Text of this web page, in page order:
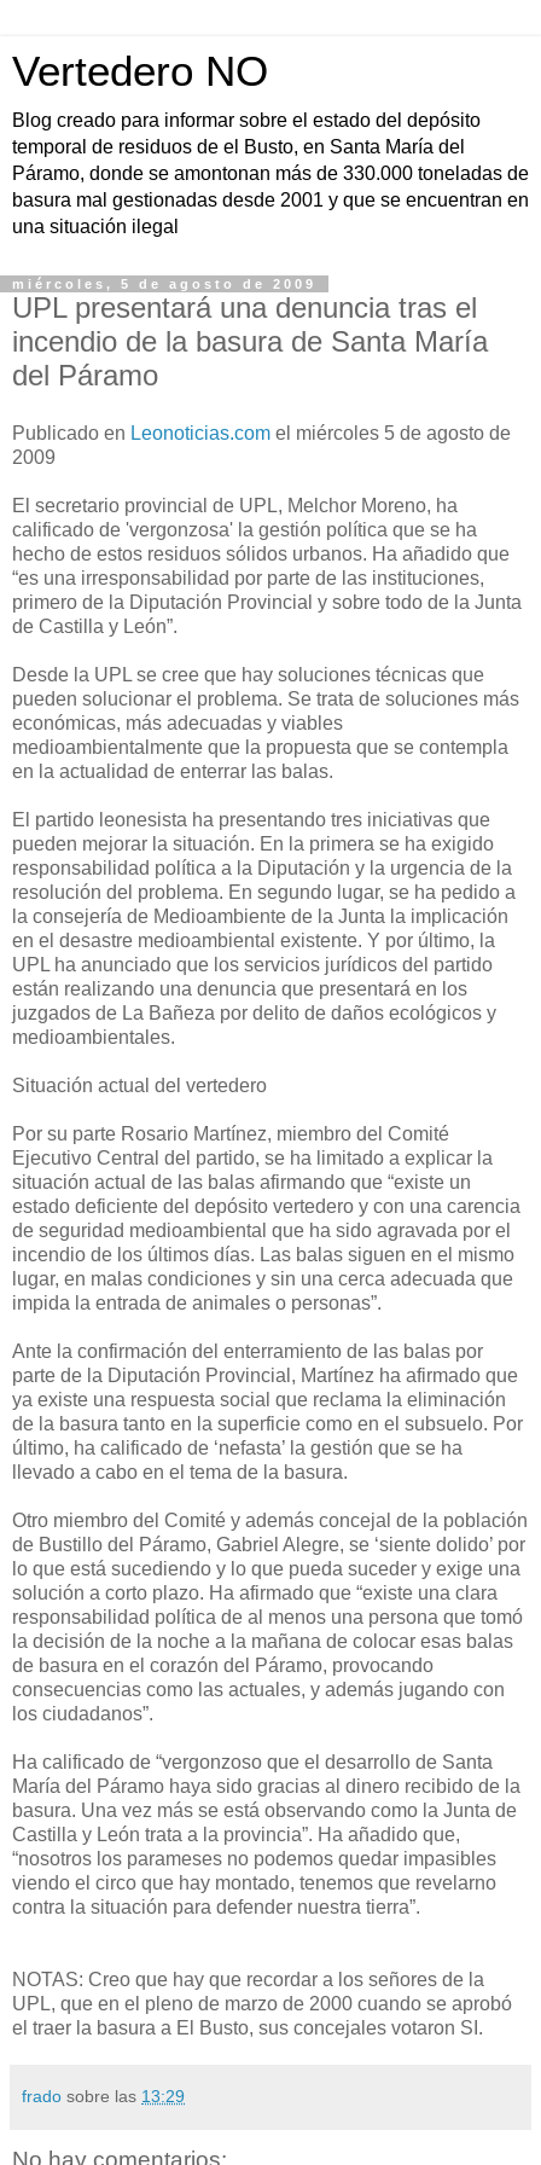
Vertedero NO
Blog creado para informar sobre el estado del depósito
temporal de residuos de el Busto, en Santa María del
Páramo, donde se amontonan más de 330.000 toneladas de
basura mal gestionadas desde 2001 y que se encuentran en
una situación ilegal
miércoles, 5 de agosto de 2009
UPL presentará una denuncia tras el
incendio de la basura de Santa María
del Páramo
Publicado en Leonoticias.com el miércoles 5 de agosto de
2009
El secretario provincial de UPL, Melchor Moreno, ha
calificado de 'vergonzosa' la gestión política que se ha
hecho de estos residuos sólidos urbanos. Ha añadido que
“es una irresponsabilidad por parte de las instituciones,
primero de la Diputación Provincial y sobre todo de la Junta
de Castilla y León”.
Desde la UPL se cree que hay soluciones técnicas que
pueden solucionar el problema. Se trata de soluciones más
económicas, más adecuadas y viables
medioambientalmente que la propuesta que se contempla
en la actualidad de enterrar las balas.
El partido leonesista ha presentando tres iniciativas que
pueden mejorar la situación. En la primera se ha exigido
responsabilidad política a la Diputación y la urgencia de la
resolución del problema. En segundo lugar, se ha pedido a
la consejería de Medioambiente de la Junta la implicación
en el desastre medioambiental existente. Y por último, la
UPL ha anunciado que los servicios jurídicos del partido
están realizando una denuncia que presentará en los
juzgados de La Bañeza por delito de daños ecológicos y
medioambientales.
Situación actual del vertedero
Por su parte Rosario Martínez, miembro del Comité
Ejecutivo Central del partido, se ha limitado a explicar la
situación actual de las balas afirmando que “existe un
estado deficiente del depósito vertedero y con una carencia
de seguridad medioambiental que ha sido agravada por el
incendio de los últimos días. Las balas siguen en el mismo
lugar, en malas condiciones y sin una cerca adecuada que
impida la entrada de animales o personas”.
Ante la confirmación del enterramiento de las balas por
parte de la Diputación Provincial, Martínez ha afirmado que
ya existe una respuesta social que reclama la eliminación
de la basura tanto en la superficie como en el subsuelo. Por
último, ha calificado de ‘nefasta’ la gestión que se ha
llevado a cabo en el tema de la basura.
Otro miembro del Comité y además concejal de la población
de Bustillo del Páramo, Gabriel Alegre, se ‘siente dolido’ por
lo que está sucediendo y lo que pueda suceder y exige una
solución a corto plazo. Ha afirmado que “existe una clara
responsabilidad política de al menos una persona que tomó
la decisión de la noche a la mañana de colocar esas balas
de basura en el corazón del Páramo, provocando
consecuencias como las actuales, y además jugando con
los ciudadanos”.
Ha calificado de “vergonzoso que el desarrollo de Santa
María del Páramo haya sido gracias al dinero recibido de la
basura. Una vez más se está observando como la Junta de
Castilla y León trata a la provincia”. Ha añadido que,
“nosotros los parameses no podemos quedar impasibles
viendo el circo que hay montado, tenemos que revelarno
contra la situación para defender nuestra tierra”.
NOTAS: Creo que hay que recordar a los señores de la
UPL, que en el pleno de marzo de 2000 cuando se aprobó
el traer la basura a El Busto, sus concejales votaron SI.
frado sobre las 13:29
No hay comentarios: